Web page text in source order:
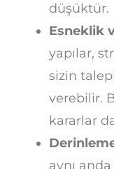
düşüktür.
Esneklik
yapılar,
sizin
verebilir.
kararlar
aynı